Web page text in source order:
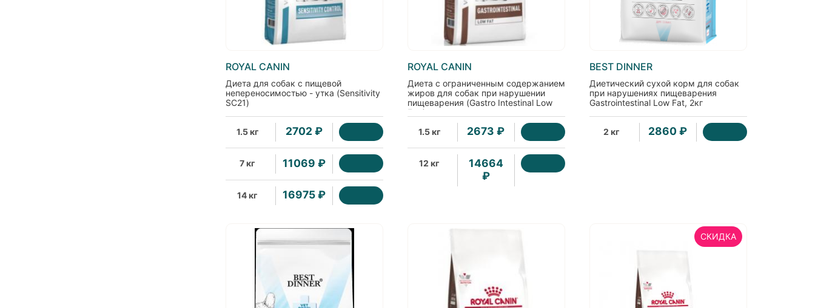
ROYAL CANIN
Диета для собак с пищевой
непереносимостью - утка (Sensitivity
SC21)
1.5 кг 2702 ₽
7 кг 11069 ₽
14 кг 16975 ₽
ROYAL CANIN
Диета с ограниченным содержанием
жиров для собак при нарушении
пищеварения (Gastro Intestinal Low
Fat )
1.5 кг
2673 ₽
12 кг
14664
₽
BEST DINNER
Диетический сухой корм для собак
при нарушениях пищеварения
Gastrointestinal Low Fat, 2кг
2 кг 2860 ₽
СКИДКА